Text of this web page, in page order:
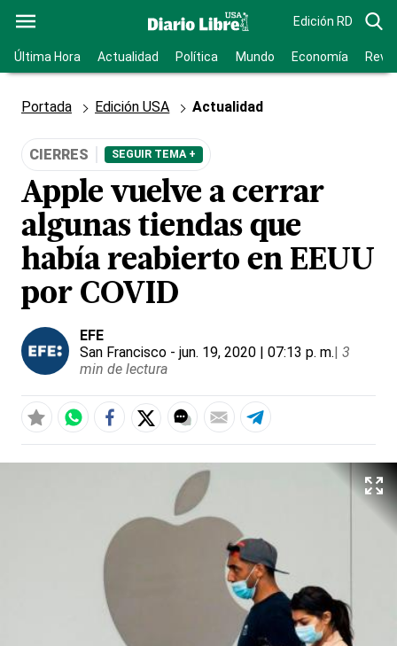
Edición RD
Última Hora Actualidad Política Mundo Economía
Portada Edición USA Actualidad
CIERRES SEGUIR TEMA +
Apple vuelve a cerrar
algunas tiendas que
había reabierto en EEUU
por COVID
EFE
San Francisco - jun. 19, 2020 | 07:13 p. m.| 3
min de lectura